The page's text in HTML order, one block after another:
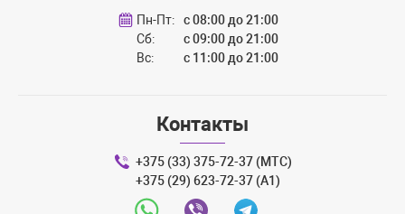
Пн-Пт:
с 08:00 до 21:00
Сб:
с 09:00 до 21:00
Вс:
с 11:00 до 21:00
Контакты
+375 (33) 375-72-37 (МТС)
+375 (29) 623-72-37 (A1)
WhatsappViber Telegram